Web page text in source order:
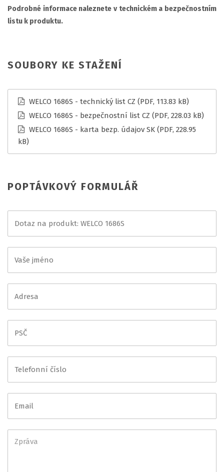
Podrobné informace naleznete v technickém a bezpečnostním
listu k produktu.
SOUBORY KE STAŽENÍ
WELCO 1686S - technický list CZ (PDF, 113.83 kB)
WELCO 1686S - bezpečnostní list CZ (PDF, 228.03 kB)
WELCO 1686S - karta bezp. údajov SK (PDF, 228.95
kB)
POPTÁVKOVÝ FORMULÁŘ